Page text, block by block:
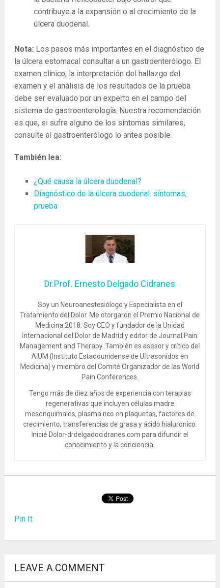
contribuye a la expansión o al crecimiento de la
úlcera duodenal.
Nota: Los pasos más importantes en el diagnóstico de
la úlcera estomacal consultar a un gastroenterólogo. El
examen clínico, la interpretación del hallazgo del
examen y el análisis de los resultados de la prueba
debe ser evaluado por un experto en el campo del
sistema de gastroenterología. Nuestra recomendación
es que, si sufre alguno de los síntomas similares,
consulte al gastroenterólogo lo antes posible.
También lea:
¿Qué causa la úlcera duodenal?
Diagnóstico de la úlcera duodenal: síntomas,
prueba
Dr.Prof. Ernesto Delgado Cidranes
Soy un Neuroanestesiólogo y Especialista en el
Tratamiento del Dolor. Me otorgaron el Premio Nacional de
Medicina 2018. Soy CEO y fundador de la Unidad
Internacional del Dolor de Madrid y editor de Journal Pain
Management and Therapy. También es asesor y crítico del
AIUM (Instituto Estadounidense de Ultrasonidos en
Medicina) y miembro del Comité Organizador de las World
Pain Conferences.
Tengo más de diez años de experiencia con terapias
regenerativas que incluyen células madre
mesenquimales, plasma rico en plaquetas, factores de
crecimiento, transferencias de grasa y ácido hialurónico.
Inicié Dolor-drdelgadocidranes.com para difundir el
conocimiento y la conciencia.
Pin It
LEAVE A COMMENT